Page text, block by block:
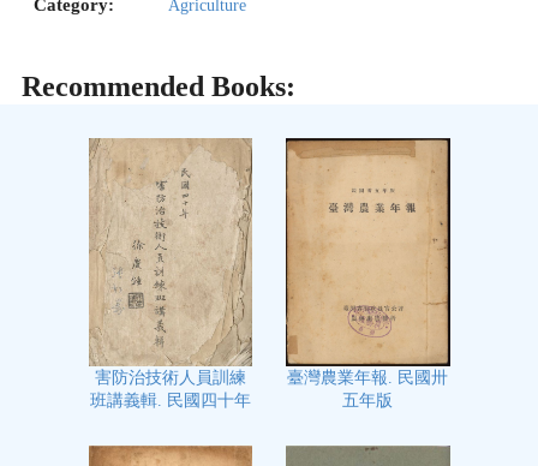
Category: Agriculture
Recommended Books:
害防治技術人員訓練
班講義輯. 民國四十年
臺灣農業年報. 民國卅
五年版